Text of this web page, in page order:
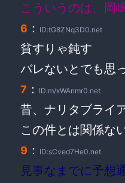
こういうのは、岡
6 ： ID:tG8ZNq3D0.net
貧すりゃ鈍す
バレないとでも思
7 ： ID:m/xWAnmr0.net
昔、ナリタブライ
この件とは関係な
9 ： ID:sCved7He0.net
見事なまでに予想